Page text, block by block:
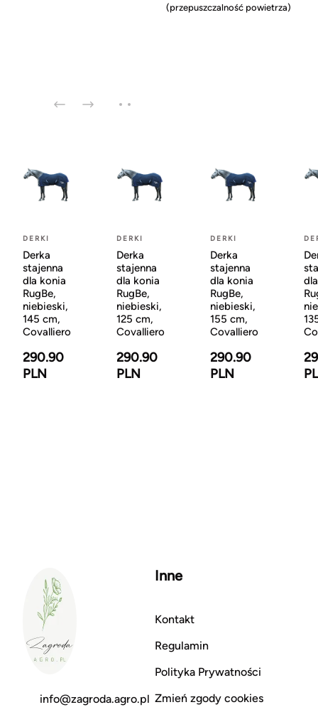
(przepuszczalność powietrza)
DERKI
Derka
stajenna
dla konia
RugBe,
niebieski,
145 cm,
Covalliero
290.90
PLN
DERKI
Derka
stajenna
dla konia
RugBe,
niebieski,
125 cm,
Covalliero
290.90
PLN
DERKI
Derka
stajenna
dla konia
RugBe,
niebieski,
155 cm,
Covalliero
290.90
PLN
info@zagroda.agro.pl
Inne
Kontakt
Regulamin
Polityka Prywatności
Zmień zgody cookies